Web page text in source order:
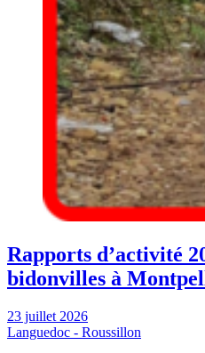
Rapports d’activité
bidonvilles à
23 juillet 2026
Languedoc - Roussillon